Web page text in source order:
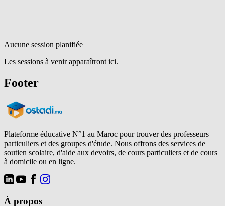
Aucune session planifiée
Les sessions à venir apparaîtront ici.
Footer
Plateforme éducative N°1 au Maroc pour trouver des professeurs
particuliers et des groupes d'étude. Nous offrons des services de
soutien scolaire, d'aide aux devoirs, de cours particuliers et de cours
à domicile ou en ligne.
À propos